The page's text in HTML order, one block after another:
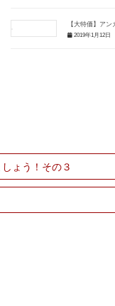
【大特価】ア
2019年1月12日
ょう！その３